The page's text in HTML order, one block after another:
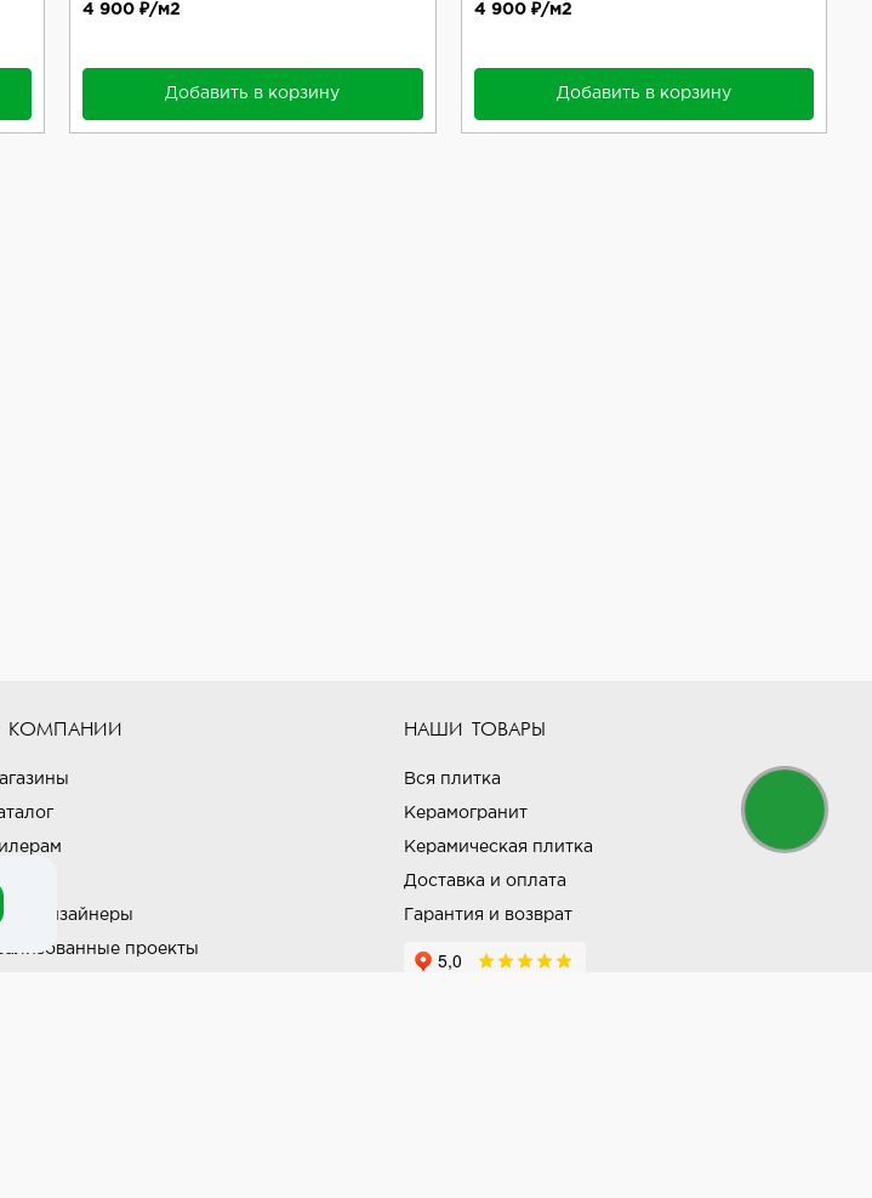
4 900 ₽/м2
Добавить в корзину
4 900 ₽/м2
Добавить в корзину
КОМПАНИИ
дизайнеры
проекты
НАШИ ТОВАРЫ
Вся плитка
Керамогранит
Керамическая плитка
Доставка и оплата
Гарантия и возврат